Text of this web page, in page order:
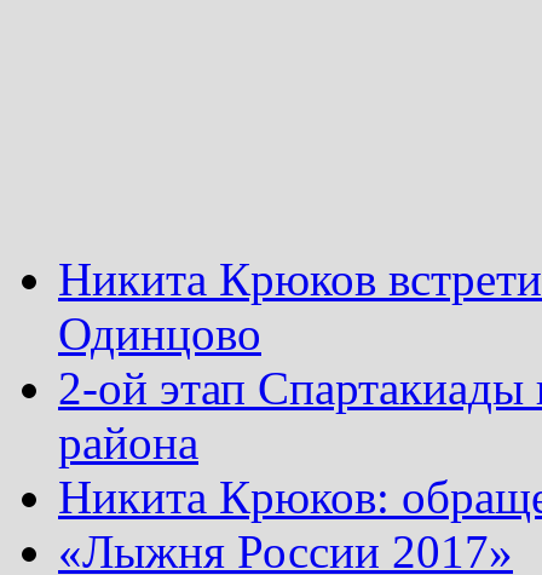
Никита Крюков
Одинцово
2-ой этап
района
Никита Крюков:
«Лыжня России 2017»